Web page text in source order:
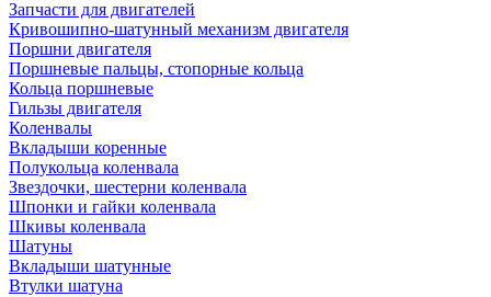
Запчасти для двигателей
Кривошипно-шатунный механизм двигателя
Поршни двигателя
Поршневые пальцы, стопорные кольца
Кольца поршневые
Гильзы двигателя
Коленвалы
Вкладыши коренные
Полукольца коленвала
Звездочки, шестерни коленвала
Шпонки и гайки коленвала
Шкивы коленвала
Шатуны
Вкладыши шатунные
Втулки шатуна